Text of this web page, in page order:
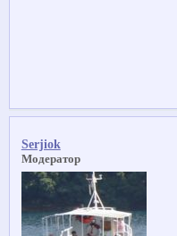
Serjiok
Модератор